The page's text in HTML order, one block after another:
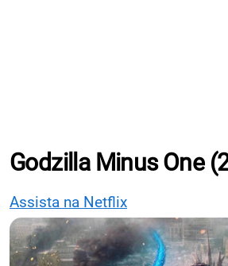
Godzilla Minus One
Assista na Netflix